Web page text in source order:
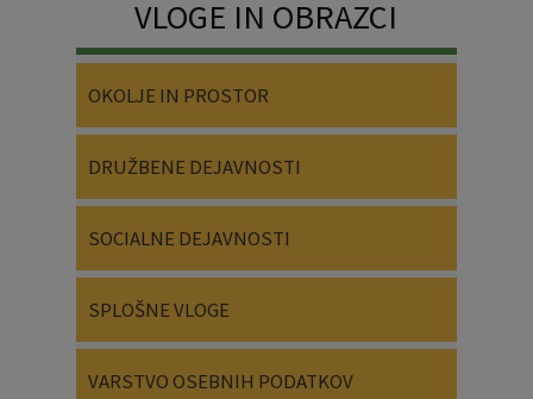
VLOGE IN OBRAZCI
OKOLJE IN PROSTOR
DRUŽBENE DEJAVNOSTI
SOCIALNE DEJAVNOSTI
SPLOŠNE VLOGE
VARSTVO OSEBNIH PODATKOV